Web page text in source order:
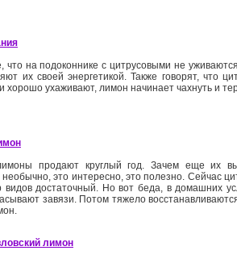
что на подоконнике с цитрусовыми не
их своей энергетикой. Также говорят, что
хорошо ухаживают, лимон начинает чахнуть и
продают круглый год. Зачем еще их
это интересно, это полезно. Сейчас
видов достаточный. Но вот беда, в домашних
завязи. Потом тяжело
лимон